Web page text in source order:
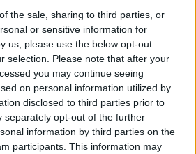
the sale, sharing to third parties, or
or sensitive information for
us, please use the below opt-out
selection. Please note that after your
you may continue seeing
on personal information utilized by
disclosed to third parties prior to
separately opt-out of the further
information by third parties on the
participants. This information may